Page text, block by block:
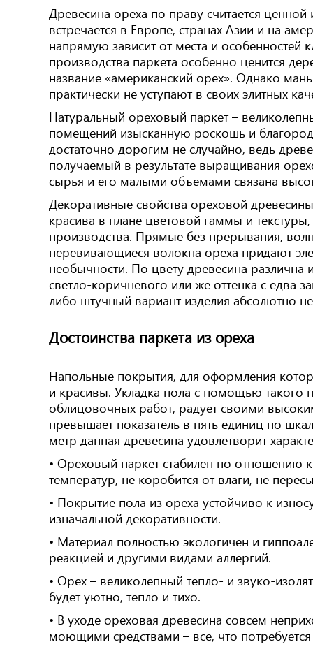
Древесина ореха по праву считается
встречается в Европе, странах Азии и на
напрямую зависит от места и особенностей
производства паркета особенно ценится
название «американский орех». Однако
практически не уступают в своих элитных
Натуральный ореховый паркет –
помещений изысканную роскошь и
достаточно дорогим не случайно, ведь
получаемый в результате выращивания
сырья и его малыми объемами связана
Декоративные свойства ореховой
красива в плане цветовой гаммы и
производства. Прямые без прерывания,
перевивающиеся волокна ореха придают
необычности. По цвету древесина
светло-коричневого или же оттенка с едва
либо штучный вариант изделия абсолютно
Достоинства паркета из ореха
Напольные покрытия, для оформления
и красивы. Укладка пола с помощью такого
облицовочных работ, радует своими
превышает показатель в пять единиц по
метр данная древесина удовлетворит
• Ореховый паркет стабилен по отношению
температур, не коробится от влаги, не
• Покрытие пола из ореха устойчиво к
изначальной декоративности.
• Материал полностью экологичен и
реакцией и другими видами аллергий.
• Орех – великолепный тепло- и звуко-
будет уютно, тепло и тихо.
• В уходе ореховая древесина совсем
моющими средствами – все, что